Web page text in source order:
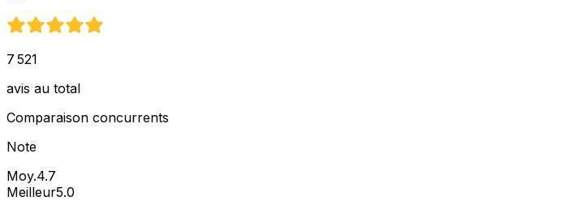
7 521
avis au total
Comparaison concurrents
Note
Moy.4.7
Meilleur5.0